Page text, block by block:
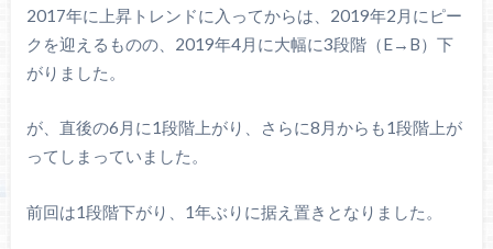
2017年に上昇トレンドに入ってからは、2019年2月にピー
クを迎えるものの、2019年4月に大幅に3段階（E→B）下
がりました。
が、直後の6月に1段階上がり、さらに8月からも1段階上が
ってしまっていました。
前回は1段階下がり、1年ぶりに据え置きとなりました。